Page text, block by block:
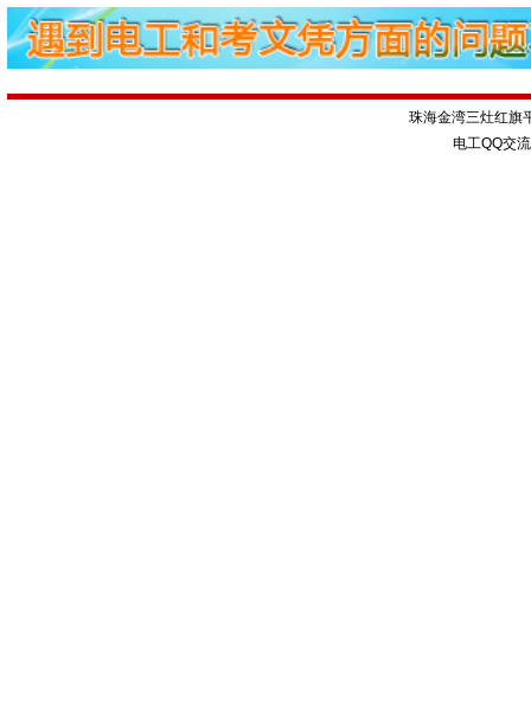
珠海金湾三灶红旗
电工QQ交